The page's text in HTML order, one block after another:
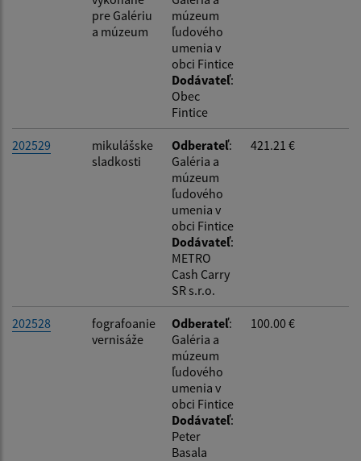
pre Galériu
a múzeum
múzeum
ľudového
umenia v
obci Fintice
Dodávateľ:
Obec
Fintice
202529
mikulášske
sladkosti
Odberateľ:
Galéria a
múzeum
ľudového
umenia v
obci Fintice
Dodávateľ:
METRO
Cash Carry
SR s.r.o.
421.21 €
202528
fografoanie
vernisáže
Odberateľ:
Galéria a
múzeum
ľudového
umenia v
obci Fintice
Dodávateľ:
Peter
Basala
100.00 €